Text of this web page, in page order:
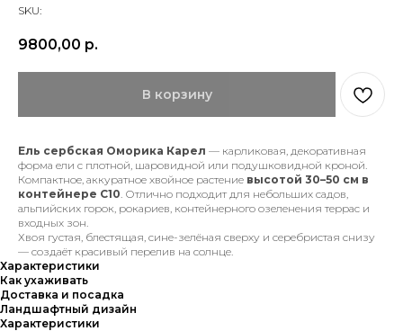
SKU:
9800,00 р.
В корзину
Ель сербская Оморика Карел — карликовая, декоративная
форма ели с плотной, шаровидной или подушковидной кроной.
Компактное, аккуратное хвойное растение высотой 30–50 см в
контейнере С10. Отлично подходит для небольших садов,
альпийских горок, рокариев, контейнерного озеленения террас и
входных зон.
Хвоя густая, блестящая, сине-зелёная сверху и серебристая снизу
— создаёт красивый перелив на солнце.
Характеристики
Как ухаживать
Доставка и посадка
Ландшафтный дизайн
Характеристики